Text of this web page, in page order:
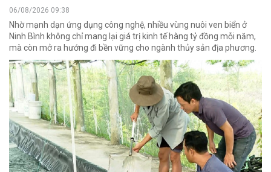
06/08/2026 09:38
Nhờ mạnh dạn ứng dụng công nghệ, nhiều vùng nuôi ven biển ở
Ninh Bình không chỉ mang lại giá trị kinh tế hàng tỷ đồng mỗi năm,
mà còn mở ra hướng đi bền vững cho ngành thủy sản địa phương.